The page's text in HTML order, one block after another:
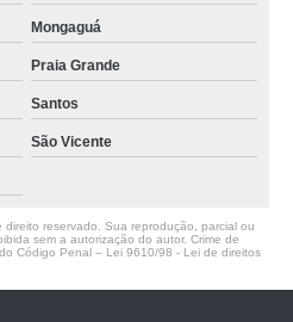
Mongaguá
Praia Grande
Santos
São Vicente
reservado. Sua reprodução, parcial ou
sem a autorização do autor. Crime de
Código Penal – Lei 9610/98 - Lei de direitos